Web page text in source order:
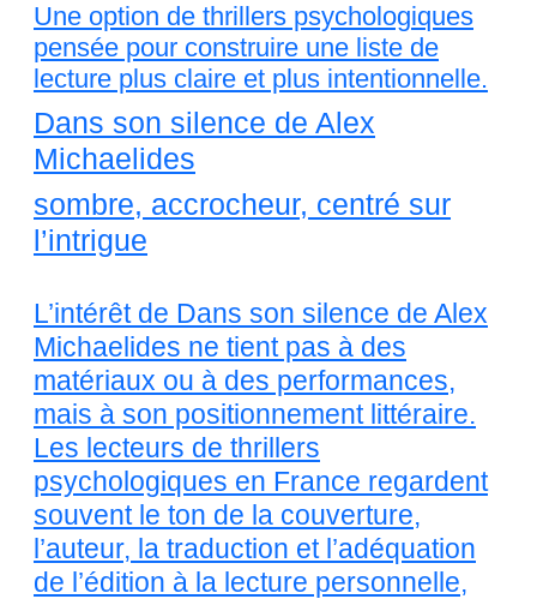
Une option de thrillers psychologiques
pensée pour construire une liste de
lecture plus claire et plus intentionnelle.
Dans son silence de Alex
Michaelides
sombre, accrocheur, centré sur
l’intrigue
L’intérêt de Dans son silence de Alex
Michaelides ne tient pas à des
matériaux ou à des performances,
mais à son positionnement littéraire.
Les lecteurs de thrillers
psychologiques en France regardent
souvent le ton de la couverture,
l’auteur, la traduction et l’adéquation
de l’édition à la lecture personnelle,